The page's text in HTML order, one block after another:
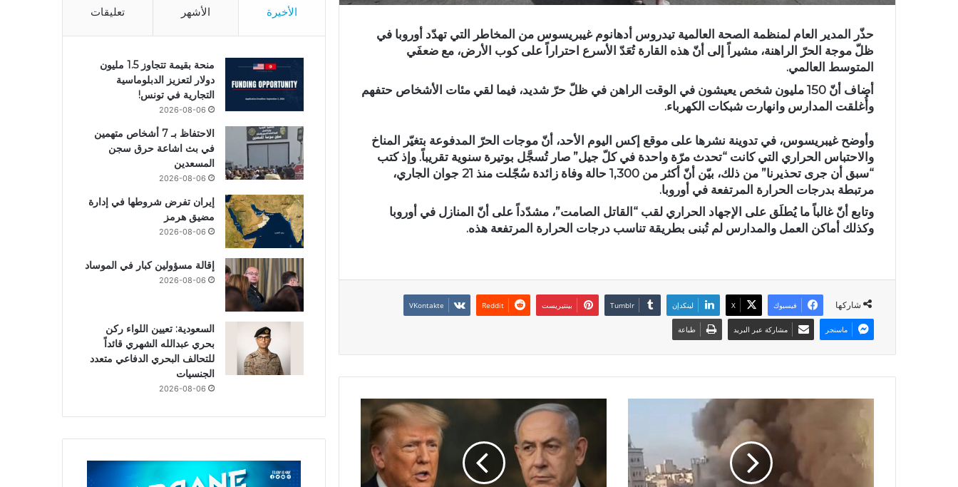
حذّر المدير العام لمنظمة الصحة العالمية تيدروس أدهانوم غيبريسوس من المخاطر التي تهدّد أوروبا في
ظلّ موجة الحرّ الراهنة، مشيراً إلى أنّ هذه القارة تُعَدّ الأسرع احتراراً على كوب الأرض، مع ضعفَي
المتوسط العالمي.
أضاف أنّ 150 مليون شخص يعيشون في الوقت الراهن في ظلّ حرّ شديد، فيما لقي مئات الأشخاص حتفهم
وأُغلقت المدارس وانهارت شبكات الكهرباء.
وأوضح غيبريسوس، في تدوينة نشرها على موقع إكس اليوم الأحد، أنّ موجات الحرّ المدفوعة بتغيّر المناخ
والاحتباس الحراري التي كانت “تحدث مرّة واحدة في كلّ جيل” صار تُسجَّل بوتيرة سنوية تقريباً. وإذ كتب
“سبق أن جرى تحذيرنا” من ذلك، بيّن أنّ أكثر من 1,300 حالة وفاة زائدة سُجّلت منذ 21 جوان الجاري،
مرتبطة بدرجات الحرارة المرتفعة في أوروبا.
وتابع أنّ غالباً ما يُطلَق على الإجهاد الحراري لقب “القاتل الصامت”، مشدّداً على أنّ المنازل في أوروبا
وكذلك أماكن العمل والمدارس لم تُبنى بطريقة تناسب درجات الحرارة المرتفعة هذه.
شاركها فيسبوك X لينكدإن بينتيريست
ماسنجر مشاركة عبر البريد طباعة
الأخيرة الأشهر تعليقات
منحة بقيمة تتجاوز 1.5 مليون
دولار لتعزيز الدبلوماسية
التجارية في تونس!
2026-08-06
الاحتفاظ بـ 7 أشخاص متهمين
في بث اشاعة حرق سجن
المسعدين
2026-08-06
إيران تفرض شروطها في إدارة
مضيق هرمز
2026-08-06
إقالة مسؤولين كبار في الموساد
2026-08-06
السعودية: تعيين اللواء ركن
بحري عبدالله الشهري قائداً
للتحالف البحري الدفاعي متعدد
الجنسيات
2026-08-06